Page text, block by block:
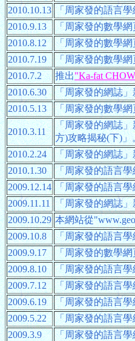
2010.10.13 「周家發的語言
2010.9.13
「周家發的數學
2010.8.12
「周家發的數學
2010.7.19
「周家發的數學
2010.7.2
推出"Ka-fat
2010.6.30
「周家發的網誌
2010.5.13
「周家發的數學
2010.3.11
「周家發的網誌
方)攻略揭秘(下)」
2010.2.24
「周家發的網誌
2010.1.30
「周家發的語言
2009.12.14 「周家發的語言
2009.11.11 「周家發的網誌
2009.10.29 本網站從
2009.10.8
「周家發的語言
2009.9.17
「周家發的數學
2009.8.10
「周家發的語言
2009.7.12
「周家發的語言
2009.6.19
「周家發的語言
2009.5.22
「周家發的語言
2009.3.9
「周家發的語言